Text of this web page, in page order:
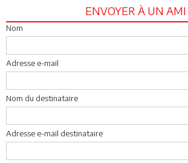
ENVOYER À UN AMI
Nom
Adresse e-mail
Nom du destinataire
Adresse e-mail destinataire